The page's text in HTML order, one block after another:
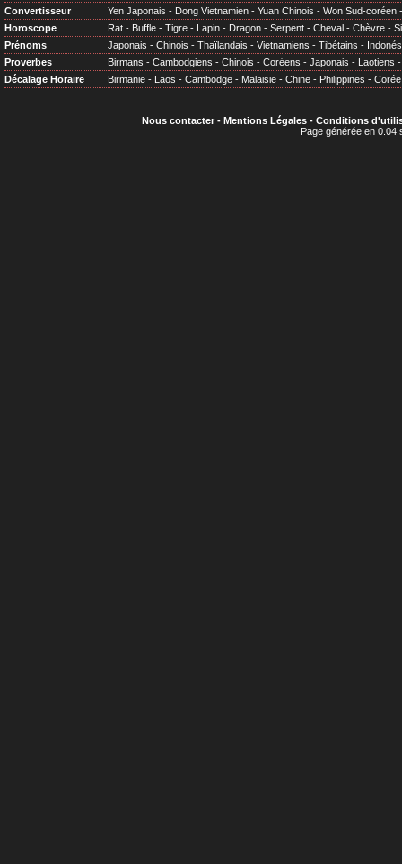
Convertisseur
Yen Japonais - Dong Vietnamien - Yuan Chinois - Won Sud-coréen
Horoscope
Rat - Buffle - Tigre - Lapin - Dragon - Serpent - Cheval - Chèvre -
Prénoms
Japonais - Chinois - Thaïlandais - Vietnamiens - Tibétains -
Proverbes
Birmans - Cambodgiens - Chinois - Coréens - Japonais - Laotiens
Décalage Horaire
Birmanie - Laos - Cambodge - Malaisie - Chine - Philippines - Corée
Nous contacter- Mentions Légales- Conditions
Page générée en